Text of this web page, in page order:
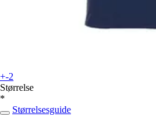
+-2
Størrelse
*
Størrelsesguide